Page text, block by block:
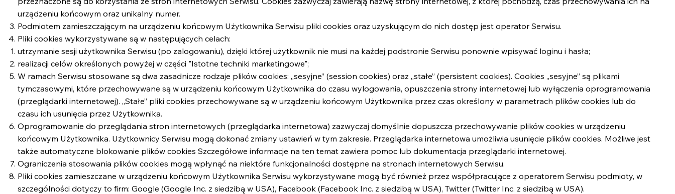
urządzeniu końcowym oraz unikalny numer.
Podmiotem zamieszczającym na urządzeniu końcowym Użytkownika Serwisu pliki cookies oraz uzyskującym do nich dostęp jest operator Serwisu.
Pliki cookies wykorzystywane są w następujących celach:
utrzymanie sesji użytkownika Serwisu (po zalogowaniu), dzięki której użytkownik nie musi na każdej podstronie Serwisu ponownie wpisywać loginu i hasła;
realizacji celów określonych powyżej w części "Istotne techniki marketingowe";
W ramach Serwisu stosowane są dwa zasadnicze rodzaje plików cookies: „sesyjne” (session cookies) oraz „stałe” (persistent cookies). Cookies „sesyjne” są plikami
tymczasowymi, które przechowywane są w urządzeniu końcowym Użytkownika do czasu wylogowania, opuszczenia strony internetowej lub wyłączenia oprogramowania
(przeglądarki internetowej). „Stałe” pliki cookies przechowywane są w urządzeniu końcowym Użytkownika przez czas określony w parametrach plików cookies lub do
czasu ich usunięcia przez Użytkownika.
Oprogramowanie do przeglądania stron internetowych (przeglądarka internetowa) zazwyczaj domyślnie dopuszcza przechowywanie plików cookies w urządzeniu
końcowym Użytkownika. Użytkownicy Serwisu mogą dokonać zmiany ustawień w tym zakresie. Przeglądarka internetowa umożliwia usunięcie plików cookies. Możliwe jest
także automatyczne blokowanie plików cookies Szczegółowe informacje na ten temat zawiera pomoc lub dokumentacja przeglądarki internetowej.
Ograniczenia stosowania plików cookies mogą wpłynąć na niektóre funkcjonalności dostępne na stronach internetowych Serwisu.
Pliki cookies zamieszczane w urządzeniu końcowym Użytkownika Serwisu wykorzystywane mogą być również przez współpracujące z operatorem Serwisu podmioty, w
szczególności dotyczy to firm: Google (Google Inc. z siedzibą w USA), Facebook (Facebook Inc. z siedzibą w USA), Twitter (Twitter Inc. z siedzibą w USA).